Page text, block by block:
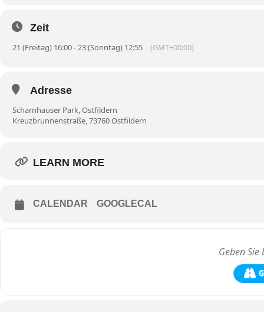
Zeit
21 (Freitag) 16:00 - 23 (Sonntag) 12:55 (GMT+00:00)
Adresse
Scharnhauser Park, Ostfildern
Kreuzbrunnenstraße, 73760 Ostfildern
LEARN MORE
CALENDAR GOOGLECAL